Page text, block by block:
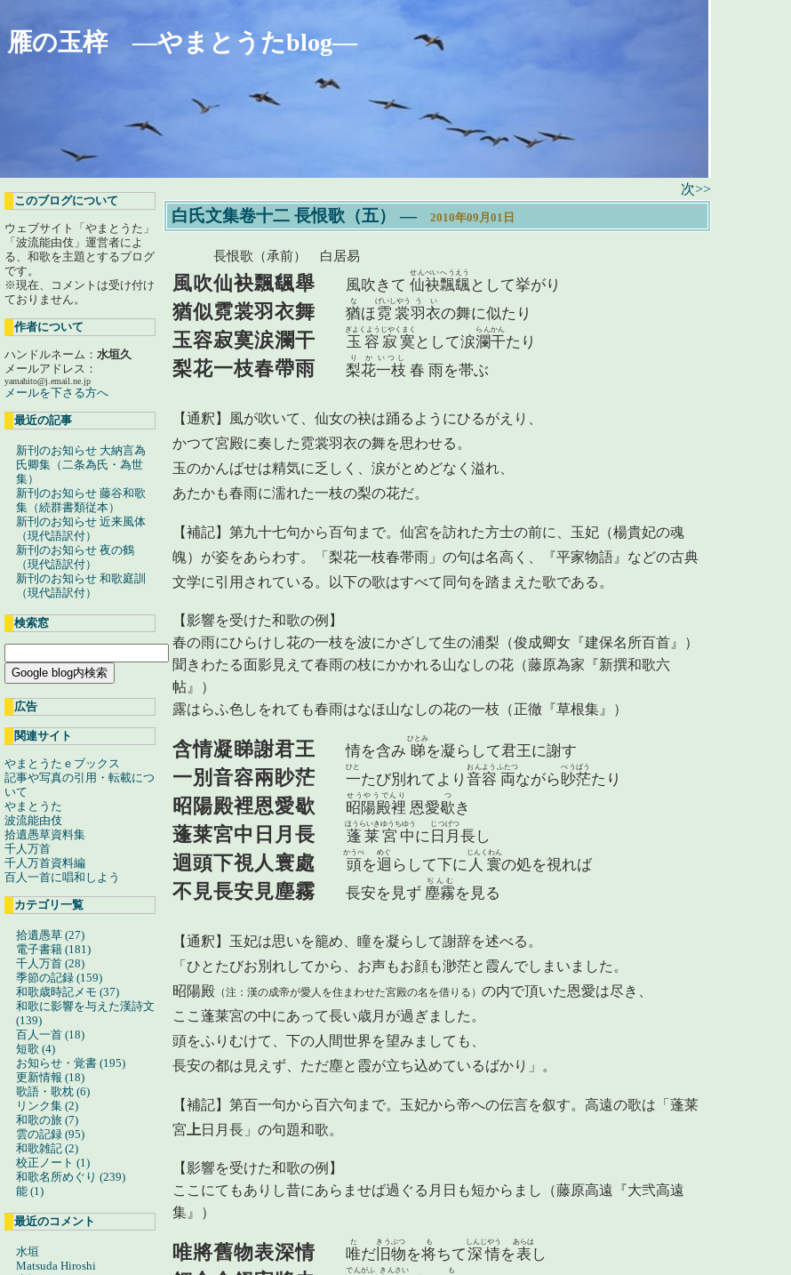
雁の玉梓 ―やまとうたblog―
このブログについて
ウェブサイト「やまとうた」
「波流能由伎」運営者によ
る、和歌を主題とするブログ
です。
※現在、コメントは受け付け
ておりません。
作者について
ハンドルネーム： 水垣久
メールアドレス：
yamahito@j.email.ne.jp
メールを下さる方へ
最近の記事
新刊のお知らせ 大納言為
氏卿集（二条為氏・為世
集）
新刊のお知らせ 藤谷和歌
集（続群書類従本）
新刊のお知らせ 近来風体
（現代語訳付）
新刊のお知らせ 夜の鶴
（現代語訳付）
新刊のお知らせ 和歌庭訓
（現代語訳付）
検索窓
広告
関連サイト
やまとうたｅブックス
記事や写真の引用・転載につ
いて
やまとうた
波流能由伎
拾遺愚草資料集
千人万首
千人万首資料編
百人一首に唱和しよう
カテゴリ一覧
拾遺愚草 (27)
電子書籍 (181)
千人万首 (28)
季節の記録 (159)
和歌歳時記メモ (37)
和歌に影響を与えた漢詩文
(139)
百人一首 (18)
短歌 (4)
お知らせ・覚書 (195)
更新情報 (18)
歌語・歌枕 (6)
リンク集 (2)
和歌の旅 (7)
雲の記録 (95)
和歌雑記 (2)
校正ノート (1)
和歌名所めぐり (239)
能 (1)
最近のコメント
水垣
Matsuda Hiroshi
次>>
白氏文集卷十二 長恨歌（五） ― 2010年09月01日
長恨歌（承前） 白居易
風吹仙袂飄颻舉 風吹きて 仙袂
せんべい
飄颻
へうえう
として挙がり
猶似霓裳羽衣舞 猶
な
ほ 霓裳
げいしやう
羽衣
うい
の舞に似たり
玉容寂寞涙瀾干 玉容
ぎよくよう
寂寞
じやくまく
として涙瀾干
らんかん
たり
梨花一枝春帶雨 梨花
りか
一枝
いつし
春 雨を帯ぶ
【通釈】風が吹いて、仙女の袂は踊るようにひるがえり、
かつて宮殿に奏した霓裳羽衣の舞を思わせる。
玉のかんばせは精気に乏しく、涙がとめどなく溢れ、
あたかも春雨に濡れた一枝の梨の花だ。
【補記】第九十七句から百句まで。仙宮を訪れた方士の前に、玉妃（楊貴妃の魂
魄）が姿をあらわす。「梨花一枝春帯雨」の句は名高く、『平家物語』などの古典
文学に引用されている。以下の歌はすべて同句を踏まえた歌である。
【影響を受けた和歌の例】
春の雨にひらけし花の一枝を波にかざして生の浦梨（俊成卿女『建保名所百首』）
聞きわたる面影見えて春雨の枝にかかれる山なしの花（藤原為家『新撰和歌六
帖』）
露はらふ色しをれても春雨はなほ山なしの花の一枝（正徹『草根集』）
含情凝睇謝君王 情を含み 睇
ひとみ
を凝らして君王に謝す
一別音容兩眇茫 一
ひと
たび別れてより 音容
おんよう
両
ふたつ
ながら 眇茫
べうばう
たり
昭陽殿裡恩愛歇 昭陽殿裡
せうやうでんり
恩愛歇
つ
き
蓬莱宮中日月長 蓬莱宮中
ほうらいきゆうちゆう
に 日月
じつげつ
長し
迴頭下視人寰處 頭
かうべ
を迴
めぐ
らして下に 人寰
じんくわん
の処を視れば
不見長安見塵霧 長安を見ず 塵霧
ぢんむ
を見る
【通釈】玉妃は思いを籠め、瞳を凝らして謝辞を述べる。
「ひとたびお別れしてから、お声もお顔も渺茫と霞んでしまいました。
昭陽殿 （注：漢の成帝が愛人を住まわせた宮殿の名を借りる） の内で頂いた恩愛は尽き、
ここ蓬莱宮の中にあって長い歳月が過ぎました。
頭をふりむけて、下の人間世界を望みましても、
長安の都は見えず、ただ塵と霞が立ち込めているばかり」。
【補記】第百一句から百六句まで。玉妃から帝への伝言を叙す。高遠の歌は「蓬莱
宮上日月長」の句題和歌。
【影響を受けた和歌の例】
ここにてもありし昔にあらませば過ぐる月日も短からまし（藤原高遠『大弐高遠
集』）
唯將舊物表深情 唯
た
だ 旧物
きうぶつ
を将
も
ちて深情
しんじやう
を表
あらは
し
でんがふ きんさい も